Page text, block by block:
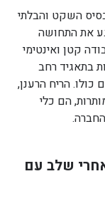
השקט והבלתי
את התחושה
קטן ואינטימי
בתאגיד רחב
כולו. הריח הרענן,
הם כלי
שלב עם